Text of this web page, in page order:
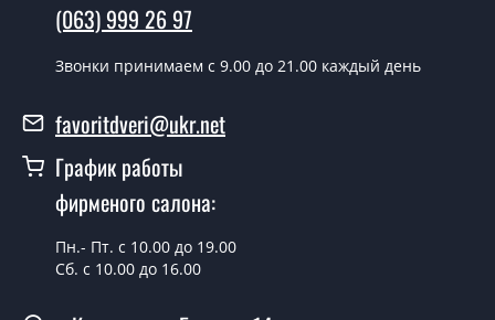
день.
замерщика?
Да можно.
У вас есть в наличии готовые двери
дверей.
(063) 999 26 97
Звонки принимаем c 9.00 до 21.00 каждый день
favoritdveri@ukr.net
График работы
фирменого салона:
Пн.- Пт. с 10.00 до 19.00
Сб. с 10.00 до 16.00